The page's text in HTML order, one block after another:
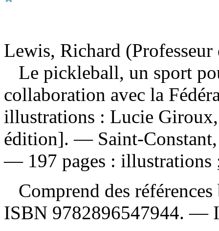
Lewis, Richard
Le pickleball, un sport
collaboration avec la
illustrations : Lucie
édition]. — Saint-
— 197 pages : illustrations
Comprend des
ISBN 9782896547944. —